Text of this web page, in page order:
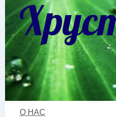
О НАС